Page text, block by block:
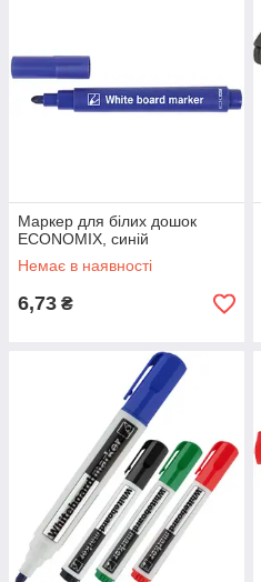
Маркер для білих дошок
ECONOMIX, синій
Немає в наявності
6,73 ₴